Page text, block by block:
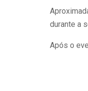
durante a
Após o
professores,
formuladores de
terceirizando seus